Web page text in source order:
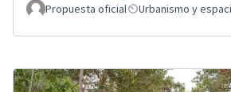
Propuesta oficial Urbanismo y